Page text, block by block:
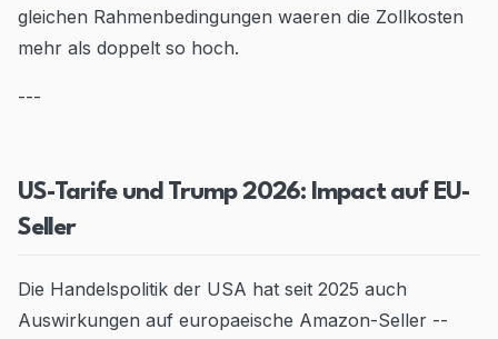
gleichen Rahmenbedingungen waeren die Zollkosten
mehr als doppelt so hoch.
---
US-Tarife und Trump 2026: Impact auf EU-
Seller
Die Handelspolitik der USA hat seit 2025 auch
Auswirkungen auf europaeische Amazon-Seller --